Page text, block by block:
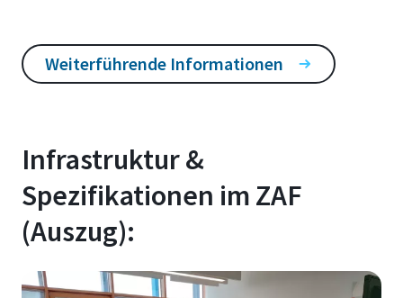
Weiterführende Informationen
Infrastruktur &
Spezifikationen im ZAF
(Auszug):